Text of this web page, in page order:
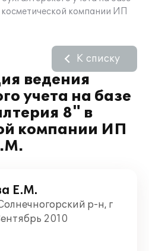
компании ИП
ведения
учета на базе
8" в
компании ИП
К списку
Е.М.
р-н, г
2010